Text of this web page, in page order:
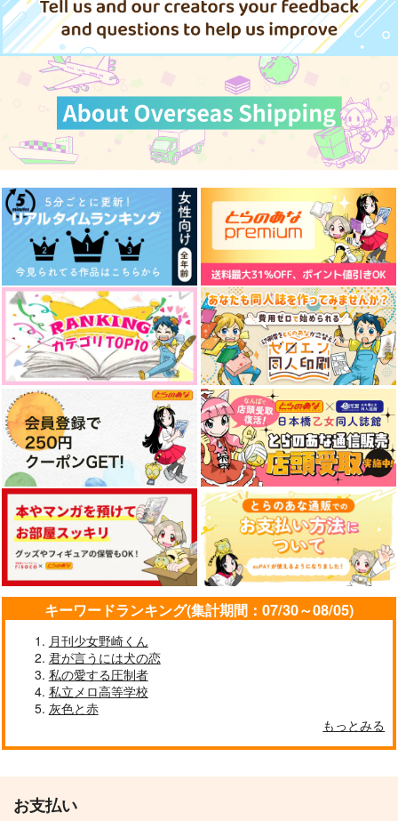
春待月P.M.1137
スタート地点から
2.0km
ラギー×レオナ
サンプル
作品詳細
ちゃむらぶ
Asupara town
472円（税込）
サンプル
作品詳細
ラギーブッチの分裂
アルニコ。
（税込）
サンプル
作品詳細
A.a
野菜サンド専門店
959円（税込）
ラギー×レオナ
サンプル
足跡は続く
チームよつあし
858円（税込）
レオナ×ラギー
サンプル
ごほうびドーナツ
こたつで寝る
1,100円（税込）
ラギー×レオナ
サンプル
サンプル
カート
サンプル
カート
キーワードランキング(集計期間：07/30～08/05)
月刊少女野崎くん
君が言うには犬の恋
私の愛する圧制者
私立メロ高等学校
灰色と赤
もっとみる
お支払い